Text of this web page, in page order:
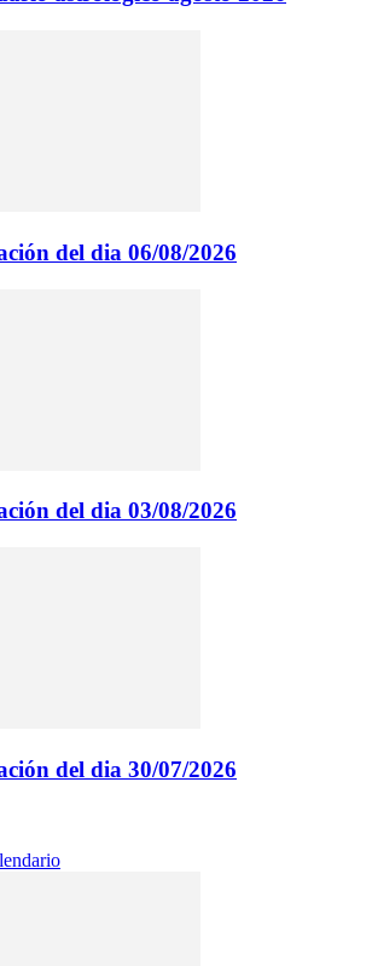
del dia 06/08/2026
del dia 03/08/2026
del dia 30/07/2026